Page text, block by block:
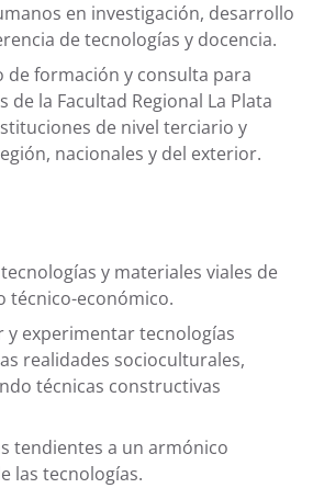
en investigación, desarrollo
de tecnologías y docencia.
formación y consulta para
de la Facultad Regional La Plata
de nivel terciario y
nacionales y del exterior.
y materiales viales de
económico.
y experimentar tecnologías
realidades socioculturales,
técnicas constructivas
tendientes a un armónico
las tecnologías.